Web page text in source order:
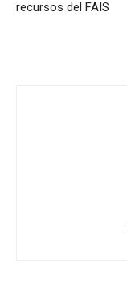
recursos del FAIS